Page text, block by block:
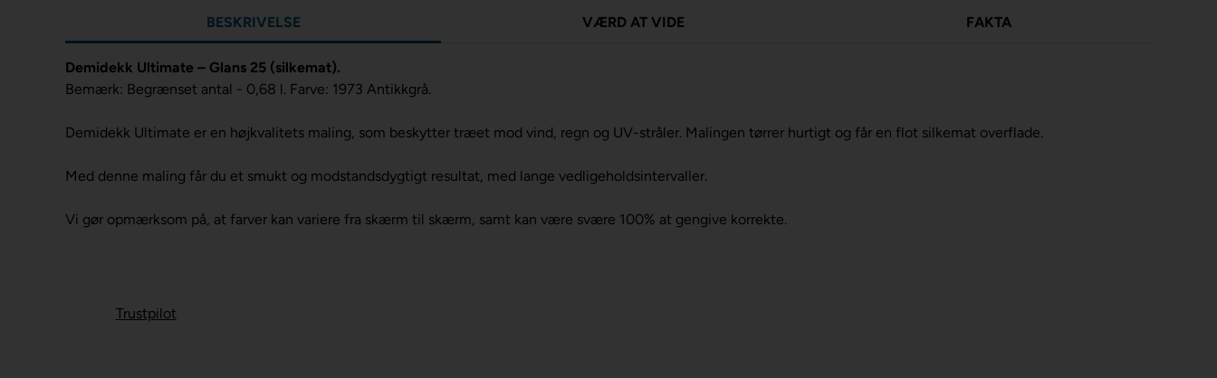
BESKRIVELSE VÆRD AT VIDE FAKTA
Demidekk Ultimate – Glans 25 (silkemat).
Bemærk: Begrænset antal - 0,68 l. Farve: 1973 Antikkgrå.
Demidekk Ultimate er en højkvalitets maling, som beskytter træet mod vind, regn og UV-stråler. Malingen tørrer hurtigt og får en flot silkemat overflade.
Med denne maling får du et smukt og modstandsdygtigt resultat, med lange vedligeholdsintervaller.
Vi gør opmærksom på, at farver kan variere fra skærm til skærm, samt kan være svære 100% at gengive korrekte.
Trustpilot